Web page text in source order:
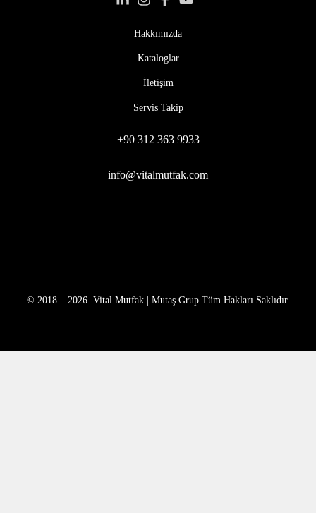
Hakkımızda
Kataloglar
İletişim
Servis Takip
+90 312 363 9933
info@vitalmutfak.com
© 2018 – 2026 Vital Mutfak | Mutaş Grup Tüm Hakları Saklıdır.